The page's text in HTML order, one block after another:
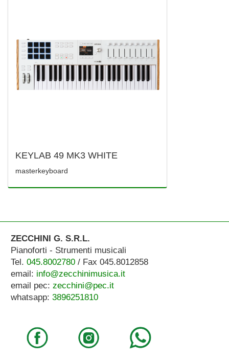
KEYLAB 49 MK3 WHITE
masterkeyboard
ZECCHINI G. S.R.L.
Pianoforti - Strumenti musicali
Tel. 045.8002780/ Fax 045.8012858
email: info@zecchinimusica.it
email pec: zecchini@pec.it
whatsapp: 3896251810